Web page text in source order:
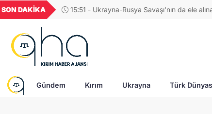
SON DAKİKA
13:48 - Kırım Cephesinden İrpin’deki iç
GEL
18,1989
16,2313
28,0626
0,0018
Gündem Kırım Ukrayna Türk